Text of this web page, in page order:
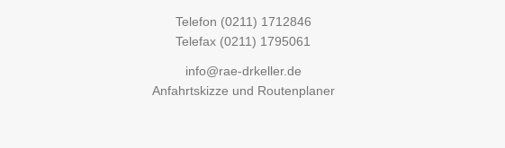
Telefon (0211) 1712846
Telefax (0211) 1795061
info@rae-drkeller.de
Anfahrtskizze und Routenplaner